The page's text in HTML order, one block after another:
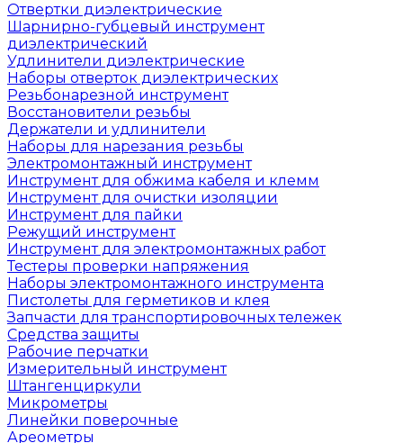
Отвертки диэлектрические
Шарнирно-губцевый инструмент
диэлектрический
Удлинители диэлектрические
Наборы отверток диэлектрических
Резьбонарезной инструмент
Восстановители резьбы
Держатели и удлинители
Наборы для нарезания резьбы
Электромонтажный инструмент
Инструмент для обжима кабеля и клемм
Инструмент для очистки изоляции
Инструмент для пайки
Режущий инструмент
Инструмент для электромонтажных работ
Тестеры проверки напряжения
Наборы электромонтажного инструмента
Пистолеты для герметиков и клея
Запчасти для транспортировочных тележек
Средства защиты
Рабочие перчатки
Измерительный инструмент
Штангенциркули
Микрометры
Линейки поверочные
Ареометры